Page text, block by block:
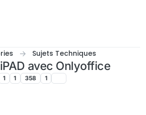
Sujets Techniques
avec Onlyoffice
1 1 358 1